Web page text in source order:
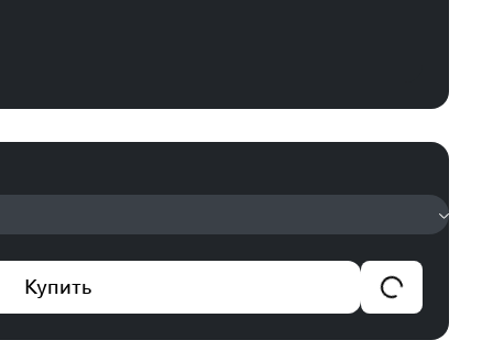
Купить